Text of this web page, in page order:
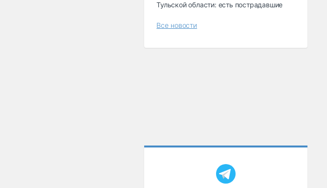
Тульской области: есть пострадавшие
Все новости